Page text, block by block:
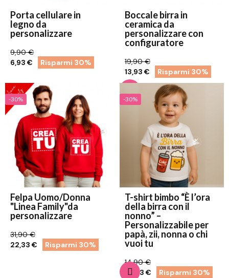
Porta cellulare in
legno da
personalizzare
9,90 €
6,93 €
Risparmi 30%
Boccale birra in
ceramica da
personalizzare con
configuratore
19,90 €
13,93 €
Risparmi 30%
-30%
Felpa Uomo/Donna
"Linea Family"da
personalizzare
31,90 €
22,33 €
Risparmi 30%
-30%
T-shirt bimbo “È l’ora
della birra con il
nonno” –
Personalizzabile per
papà, zii, nonna o chi
vuoi tu
14,90 €
10,43 €
Risparmi 30%